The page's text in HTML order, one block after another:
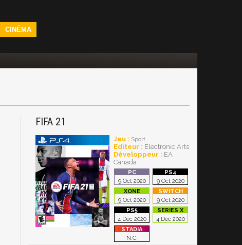
CINÉMA
FIFA 21
Jeu : Sport
Editeur : Electronic Arts
Développeur : EA
Canada
9 Oct 2020 9 Oct 2020
9 Oct 2020 9 Oct 2020
4 Déc 2020 4 Déc 2020
N.C.